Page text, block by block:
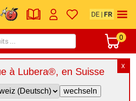
DE | FR
0
X
à Lubera®, en Suisse